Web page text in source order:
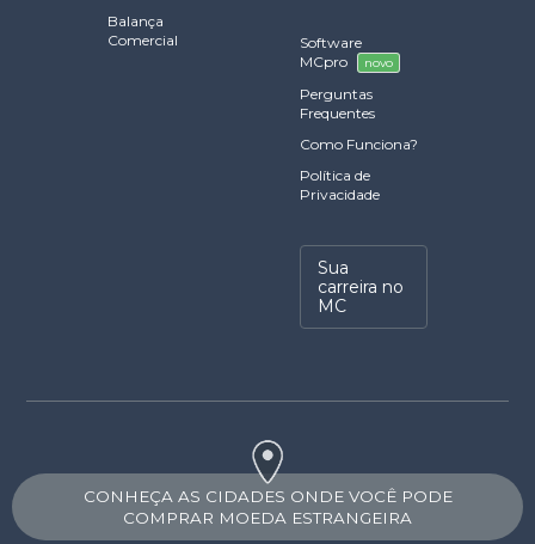
Balança
Comercial
Software
MCpro
novo
Perguntas
Frequentes
Como Funciona?
Política de
Privacidade
Sua
carreira no
MC
CONHEÇA AS CIDADES ONDE VOCÊ PODE
COMPRAR MOEDA ESTRANGEIRA